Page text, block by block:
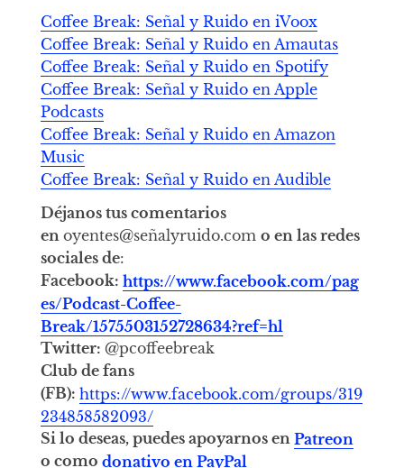
Coffee Break: Señal y Ruido en iVoox
Coffee Break: Señal y Ruido en Amautas
Coffee Break: Señal y Ruido en Spotify
Coffee Break: Señal y Ruido en Apple
Podcasts
Coffee Break: Señal y Ruido en Amazon
Music
Coffee Break: Señal y Ruido en Audible
Déjanos tus comentarios
en oyentes@señalyruido.com o en las redes
sociales de:
Facebook: https://www.facebook.com/pag
es/Podcast-Coffee-
Break/1575503152728634?ref=hl
Twitter: @pcoffeebreak
Club de fans
(FB): https://www.facebook.com/groups/319
234858582093/
Si lo deseas, puedes apoyarnos en Patreon
o como donativo en PayPal